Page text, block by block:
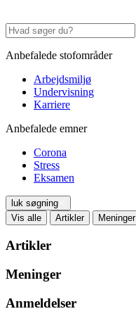
Anbefalede stofområder
Arbejdsmiljø
Undervisning
Karriere
Anbefalede emner
Corona
Stress
Eksamen
luk søgning
Vis alle
Artikler Meninger
Artikler
Meninger
Anmeldelser